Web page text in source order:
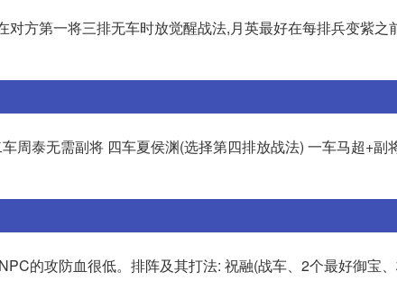
方第一将三排无车时放觉醒战法,月英最好在每排兵变紫之
周泰无需副将 四车夏侯渊(选择第四排放战法) 一车马超+副
的攻防血很低。排阵及其打法: 祝融(战车、2个最好御宝